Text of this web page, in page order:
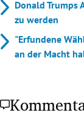
Donald Trumps
zu werden
"Erfundene
an der Macht